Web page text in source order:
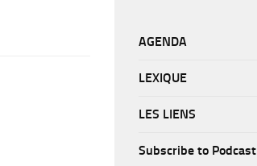
AGENDA
LEXIQUE
LES LIENS
Subscribe to Podcast